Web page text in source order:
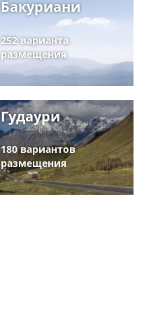
Бакуриани
252 варианта
размещения
Гудаури
180 вариантов
размещения